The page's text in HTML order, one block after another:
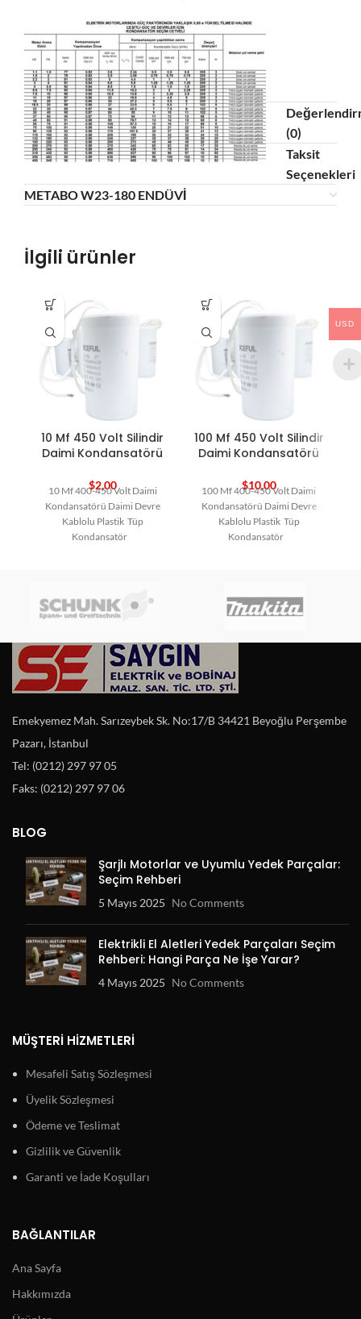
(0)
Taksit
Seçenekleri
METABO W23-180 ENDÜVİ
İlgili ürünler
10 Mf 450 Volt Silindir
Daimi Kondansatörü
$2,00
10 Mf 400-450 Volt Daimi
Kondansatörü Daimi Devre
Kablolu Plastik Tüp
Kondansatör
100 Mf 450 Volt Silindir
Daimi Kondansatörü
$10,00
100 Mf 400-450 Volt Daimi
Kondansatörü Daimi Devre
Kablolu Plastik Tüp
Kondansatör
Emekyemez Mah. Sarızeybek Sk. No:17/B 34421 Beyoğlu Perşembe
Pazarı, İstanbul
Tel: (0212) 297 97 05
Faks: (0212) 297 97 06
BLOG
Şarjlı Motorlar ve Uyumlu Yedek Parçalar:
Seçim Rehberi
5 Mayıs 2025 No Comments
Elektrikli El Aletleri Yedek Parçaları Seçim
Rehberi: Hangi Parça Ne İşe Yarar?
4 Mayıs 2025 No Comments
MÜŞTERI HIZMETLERI
Mesafeli Satış Sözleşmesi
Üyelik Sözleşmesi
Ödeme ve Teslimat
Gizlilik ve Güvenlik
Garanti ve İade Koşulları
BAĞLANTILAR
Ana Sayfa
Hakkımızda
USD